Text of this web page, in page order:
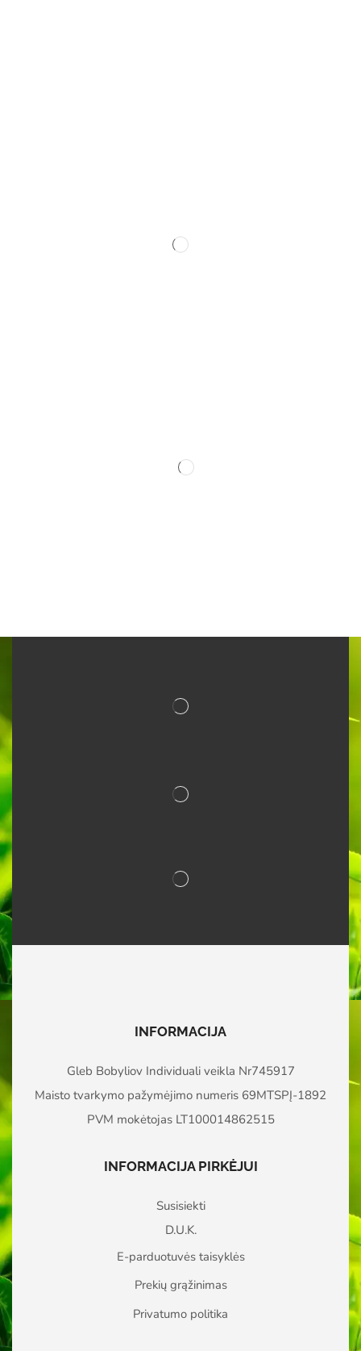
INFORMACIJA
Gleb Bobyliov Individuali veikla Nr745917
Maisto tvarkymo pažymėjimo numeris 69MTSPĮ-1892
PVM mokėtojas LT100014862515
INFORMACIJA PIRKĖJUI
Susisiekti
D.U.K.
E-parduotuvės taisyklės
Prekių grąžinimas
Privatumo politika